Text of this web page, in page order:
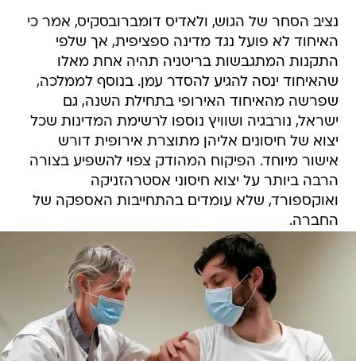
נציב הסחר של הגוש, ולאדיס דומברובסקיס, אמר כי
האיחוד לא פועל נגד מדינה ספציפית, אך שלפי
התקנות המתגבשות בריטניה תהיה אחת מאלו
שהאיחוד ינסה להגיע להסדר עמן. בנוסף לממלכה,
שפרשה מהאיחוד האירופי בתחילת השנה, גם
ישראל, נורבגיה ושוויץ נוספו לרשימת המדינות שכל
יצוא של חיסונים אליהן מתוצרת אירופית דורש
אישור מיוחד. הפיקוח המהודק צפוי להשפיע בצורה
הרבה ביותר על יצוא חיסוני אסטרהזניקה
ואוקספורד, שלא עומדים בהתחייבות האספקה של
החברה.